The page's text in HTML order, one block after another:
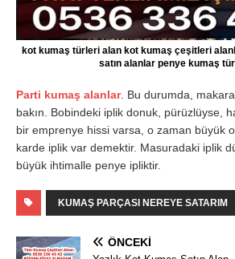
kot kumaş türleri alan kot kumaş çeşitleri
satın alanlar penye kumaş
Parti kumaş alanlar. Bu durumda,
bakın. Bobindeki iplik donuk, pürüzlüyse,
bir emprenye hissi varsa, o zaman büyük
karde iplik var demektir. Masuradaki iplik
büyük ihtimalle penye ipliktir.
KUMAŞ PARÇASI NEREYE SATARIM
ÖNCEKI